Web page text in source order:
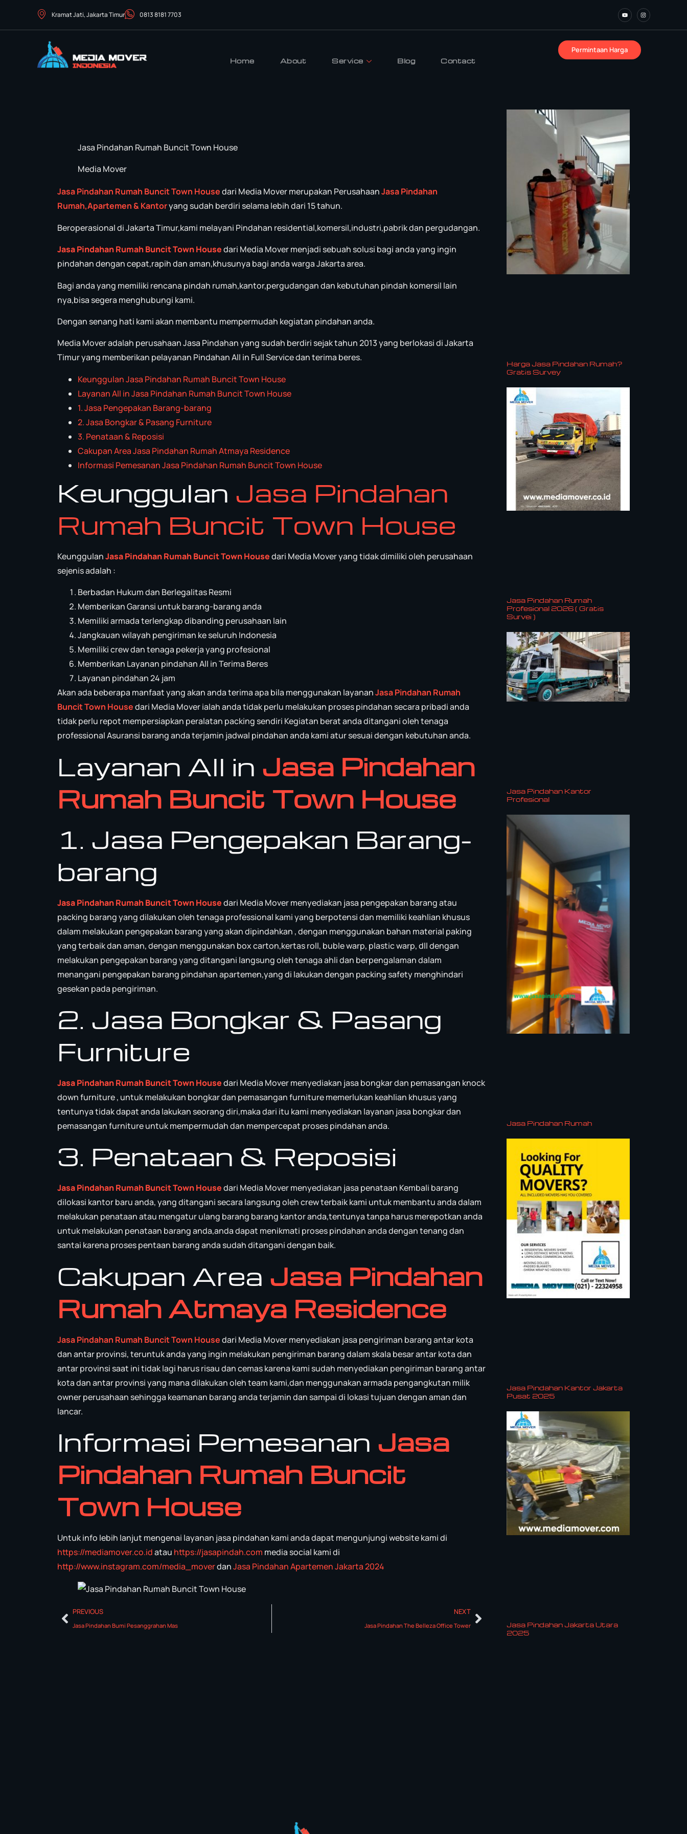
Kramat Jati, Jakarta Timur 0813 8181 7703
Home About Service Blog Contact
Permintaan Harga
Jasa Pindahan Rumah Buncit Town House
Media Mover
Jasa Pindahan Rumah Buncit Town Housedari Media Mover merupakan PerusahaanJasa Pindahan
Rumah,Apartemen & Kantoryang sudah berdiri selama lebih dari 15 tahun.
Beroperasional di Jakarta Timur,kami melayani Pindahan residential,komersil,industri,pabrik dan pergudangan.
Jasa Pindahan Rumah Buncit Town Housedari Media Mover menjadi sebuah solusi bagi anda yang ingin
pindahan dengan cepat,rapih dan aman,khusunya bagi anda warga Jakarta area.
Bagi anda yang memiliki rencana pindah rumah,kantor,pergudangan dan kebutuhan pindah komersil lain
nya,bisa segera menghubungi kami.
Dengan senang hati kami akan membantu mempermudah kegiatan pindahan anda.
Media Mover adalah perusahaan Jasa Pindahan yang sudah berdiri sejak tahun 2013 yang berlokasi di Jakarta
Timur yang memberikan pelayanan Pindahan All in Full Service dan terima beres.
Keunggulan Jasa Pindahan Rumah Buncit Town House
Layanan All in Jasa Pindahan Rumah Buncit Town House
1. Jasa Pengepakan Barang-barang
2. Jasa Bongkar & Pasang Furniture
3. Penataan & Reposisi
Cakupan Area Jasa Pindahan Rumah Atmaya Residence
Informasi Pemesanan Jasa Pindahan Rumah Buncit Town House
Keunggulan Jasa Pindahan
Rumah Buncit Town House
KeunggulanJasa Pindahan Rumah Buncit Town Housedari Media Mover yang tidak dimiliki oleh perusahaan
sejenis adalah :
Berbadan Hukum dan Berlegalitas Resmi
Memberikan Garansi untuk barang-barang anda
Memiliki armada terlengkap dibanding perusahaan lain
Jangkauan wilayah pengiriman ke seluruh Indonesia
Memiliki crew dan tenaga pekerja yang profesional
Memberikan Layanan pindahan All in Terima Beres
Layanan pindahan 24 jam
Akan ada beberapa manfaat yang akan anda terima apa bila menggunakan layananJasa Pindahan Rumah
Buncit Town Housedari Media Mover ialah anda tidak perlu melakukan proses pindahan secara pribadi anda
tidak perlu repot mempersiapkan peralatan packing sendiri Kegiatan berat anda ditangani oleh tenaga
professional Asuransi barang anda terjamin jadwal pindahan anda kami atur sesuai dengan kebutuhan anda.
Layanan All in Jasa Pindahan
Rumah Buncit Town House
1. Jasa Pengepakan Barang-
barang
Jasa Pindahan Rumah Buncit Town Housedari Media Mover menyediakan jasa pengepakan barang atau
packing barang yang dilakukan oleh tenaga professional kami yang berpotensi dan memiliki keahlian khusus
dalam melakukan pengepakan barang yang akan dipindahkan , dengan menggunakan bahan material paking
yang terbaik dan aman, dengan menggunakan box carton,kertas roll, buble warp, plastic warp, dll dengan
melakukan pengepakan barang yang ditangani langsung oleh tenaga ahli dan berpengalaman dalam
menangani pengepakan barang pindahan apartemen,yang di lakukan dengan packing safety menghindari
gesekan pada pengiriman.
2. Jasa Bongkar & Pasang
Furniture
Jasa Pindahan Rumah Buncit Town Housedari Media Mover menyediakan jasa bongkar dan pemasangan knock
down furniture , untuk melakukan bongkar dan pemasangan furniture memerlukan keahlian khusus yang
tentunya tidak dapat anda lakukan seorang diri,maka dari itu kami menyediakan layanan jasa bongkar dan
pemasangan furniture untuk mempermudah dan mempercepat proses pindahan anda.
3. Penataan & Reposisi
Jasa Pindahan Rumah Buncit Town Housedari Media Mover menyediakan jasa penataan Kembali barang
dilokasi kantor baru anda, yang ditangani secara langsung oleh crew terbaik kami untuk membantu anda dalam
melakukan penataan atau mengatur ulang barang barang kantor anda,tentunya tanpa harus merepotkan anda
untuk melakukan penataan barang anda,anda dapat menikmati proses pindahan anda dengan tenang dan
santai karena proses pentaan barang anda sudah ditangani dengan baik.
Cakupan Area Jasa Pindahan
Rumah Atmaya Residence
Jasa Pindahan Rumah Buncit Town Housedari Media Mover menyediakan jasa pengiriman barang antar kota
dan antar provinsi, teruntuk anda yang ingin melakukan pengiriman barang dalam skala besar antar kota dan
antar provinsi saat ini tidak lagi harus risau dan cemas karena kami sudah menyediakan pengiriman barang antar
kota dan antar provinsi yang mana dilakukan oleh team kami,dan menggunakan armada pengangkutan milik
owner perusahaan sehingga keamanan barang anda terjamin dan sampai di lokasi tujuan dengan aman dan
lancar.
Informasi Pemesanan Jasa
Pindahan Rumah Buncit
Town House
Untuk info lebih lanjut mengenai layanan jasa pindahan kami anda dapat mengunjungi website kami di
https://mediamover.co.idatau https://jasapindah.com media social kami di
http://www.instagram.com/media_moverdanJasa Pindahan Apartemen Jakarta 2024
PREVIOUS
Jasa Pindahan Bumi Pesanggrahan Mas
NEXT
Jasa Pindahan The Belleza Office Tower
Harga Jasa Pindahan Rumah?
Gratis Survey
Jasa Pindahan Rumah
Profesional 2026 ( Gratis
Survei )
Jasa Pindahan Kantor
Profesional
Jasa Pindahan Rumah
Jasa Pindahan Kantor Jakarta
Pusat 2025
Jasa Pindahan Jakarta Utara
2025